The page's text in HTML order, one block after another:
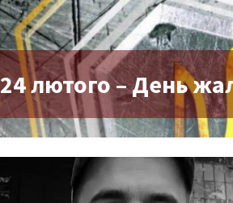
24 лютого – День